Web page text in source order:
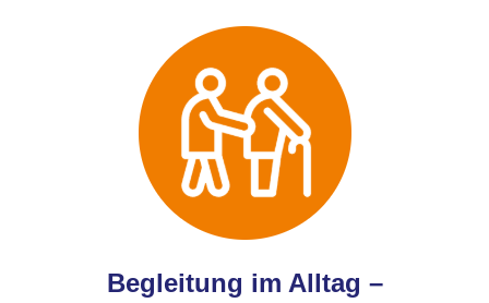
Begleitung im Alltag –